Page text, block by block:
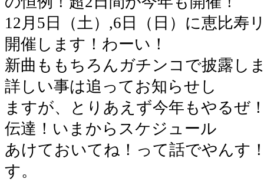
12月5日（土）,6日（日）に恵比寿
開催します！わーい！
新曲ももちろんガチンコで披露し
詳しい事は追ってお知らせし
ますが、とりあえず今年もやるぜ
伝達！いまからスケジュール
あけておいてね！って話でやんす
す。